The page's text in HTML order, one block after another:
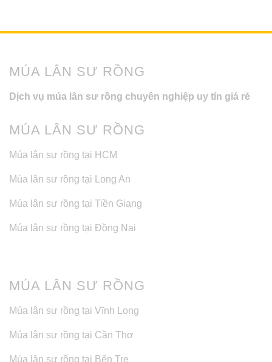
MÚA LÂN SƯ RỒNG
Dịch vụ múa lân sư rồng chuyên nghiệp uy tín giá rẻ
MÚA LÂN SƯ RỒNG
Múa lân sư rồng tại HCM
Múa lân sư rồng tại Long An
Múa lân sư rồng tại Tiền Giang
Múa lân sư rồng tại Đồng Nai
MÚA LÂN SƯ RỒNG
Múa lân sư rồng tại Vĩnh Long
Múa lân sư rồng tại Cần Thơ
Múa lân sư rồng tại Bến Tre